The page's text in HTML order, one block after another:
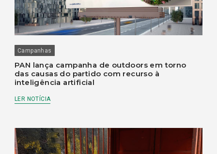
Campanhas
PAN lança campanha de outdoors em torno
das causas do partido com recurso à
inteligência artificial
LER NOTÍCIA